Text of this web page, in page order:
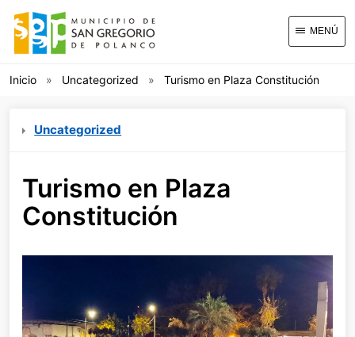
MENÚ
Inicio Uncategorized Turismo en Plaza Constitución
Uncategorized
Turismo en Plaza
Constitución